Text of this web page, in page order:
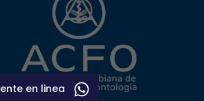
en linea